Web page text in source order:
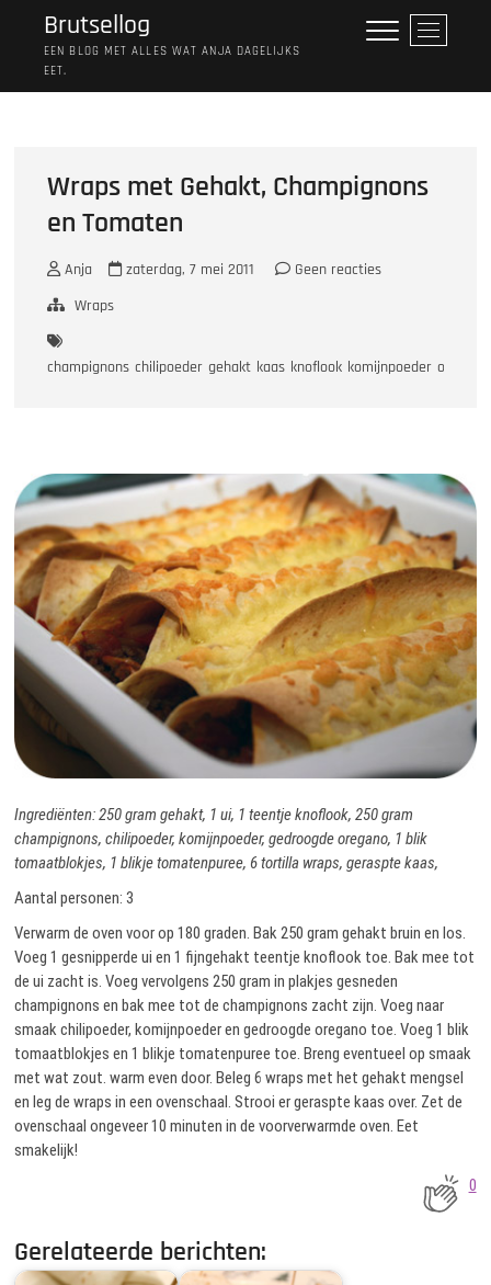
Brutsellog
EEN BLOG MET ALLES WAT ANJA DAGELIJKS
EET.
M
e
p
Wraps met Gehakt, Champignons
en Tomaten
Anja zaterdag, 7 mei 2011
Geen reacties
Wraps
champignons chilipoeder gehakt kaas knoflook komijnpoeder oregano
Ingrediënten: 250 gram gehakt, 1 ui, 1 teentje knoflook, 250 gram
champignons, chilipoeder, komijnpoeder, gedroogde oregano, 1 blik
tomaatblokjes, 1 blikje tomatenpuree, 6 tortilla wraps, geraspte kaas,
Aantal personen: 3
Verwarm de oven voor op 180 graden. Bak 250 gram gehakt bruin en los.
Voeg 1 gesnipperde ui en 1 fijngehakt teentje knoflook toe. Bak mee tot
de ui zacht is. Voeg vervolgens 250 gram in plakjes gesneden
champignons en bak mee tot de champignons zacht zijn. Voeg naar
smaak chilipoeder, komijnpoeder en gedroogde oregano toe. Voeg 1 blik
tomaatblokjes en 1 blikje tomatenpuree toe. Breng eventueel op smaak
met wat zout. warm even door. Beleg 6 wraps met het gehakt mengsel
en leg de wraps in een ovenschaal. Strooi er geraspte kaas over. Zet de
ovenschaal ongeveer 10 minuten in de voorverwarmde oven. Eet
smakelijk!
0
Gerelateerde berichten: